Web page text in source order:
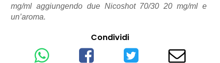
mg/ml aggiungendo due Nicoshot 70/30 20 mg/ml e
un’aroma.
Condividi